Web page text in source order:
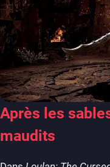
Après les
maudits